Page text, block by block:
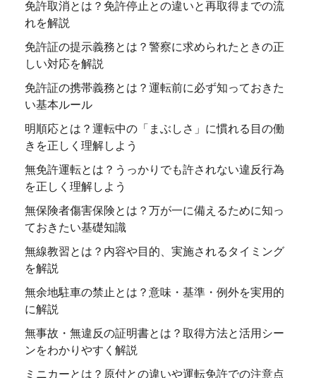
免許取消とは？免許停止との違いと再取得までの流
れを解説
免許証の提示義務とは？警察に求められたときの正
しい対応を解説
免許証の携帯義務とは？運転前に必ず知っておきた
い基本ルール
明順応とは？運転中の「まぶしさ」に慣れる目の働
きを正しく理解しよう
無免許運転とは？うっかりでも許されない違反行為
を正しく理解しよう
無保険者傷害保険とは？万が一に備えるために知っ
ておきたい基礎知識
無線教習とは？内容や目的、実施されるタイミング
を解説
無余地駐車の禁止とは？意味・基準・例外を実用的
に解説
無事故・無違反の証明書とは？取得方法と活用シー
ンをわかりやすく解説
ミニカーとは？原付との違いや運転免許での注意点